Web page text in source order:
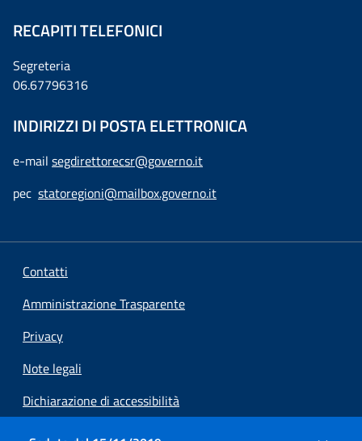
RECAPITI TELEFONICI
Segreteria
06.67796316
INDIRIZZI DI POSTA ELETTRONICA
e-mail segdirettorecsr@governo.it
pec statoregioni@mailbox.governo.it
Contatti
Amministrazione Trasparente
Privacy
Note legali
Dichiarazione di accessibilità
Preferenze cookie